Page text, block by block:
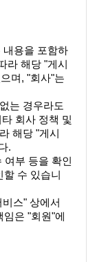
내용을 포함하
라 해당 "게시
며, "회사"는
는 경우라도
회사 정책 및
해당 "게시
.
여부 등을 확인
수 있습니
스" 상에서
은 "회원"에